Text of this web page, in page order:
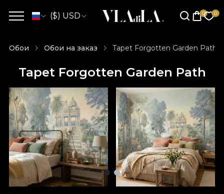
($) USD
Обои Обои на заказ Tapet Forgotten Garden Path
Tapet Forgotten Garden Path